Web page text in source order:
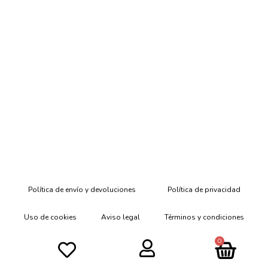
0
Política de envío y devoluciones Política de privacidad
Uso de cookies Aviso legal Términos y condiciones
Declaración de Accesibilidad